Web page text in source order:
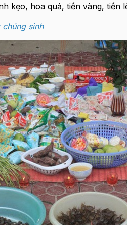
kẹo, hoa quả, tiền vàng, tiền
sinh